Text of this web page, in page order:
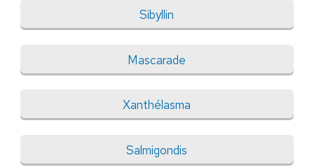
Sibyllin
Mascarade
Xanthélasma
Salmigondis